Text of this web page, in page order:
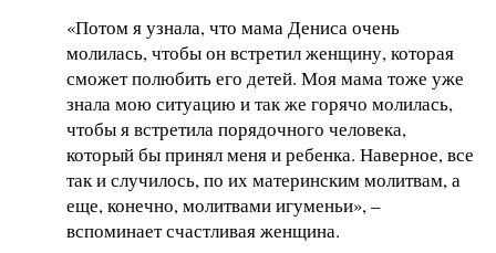
«Потом я узнала, что мама Дениса очень
молилась, чтобы он встретил женщину, которая
сможет полюбить его детей. Моя мама тоже уже
знала мою ситуацию и так же горячо молилась,
чтобы я встретила порядочного человека,
который бы принял меня и ребенка. Наверное, все
так и случилось, по их материнским молитвам, а
еще, конечно, молитвами игуменьи», –
вспоминает счастливая женщина.